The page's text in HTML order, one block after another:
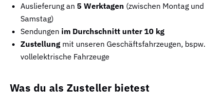
Auslieferung an 5 Werktagen (zwischen Montag und
Samstag)
Sendungen im Durchschnitt unter 10 kg
Zustellung mit unseren Geschäftsfahrzeugen, bspw.
vollelektrische Fahrzeuge
Was du als Zusteller bietest